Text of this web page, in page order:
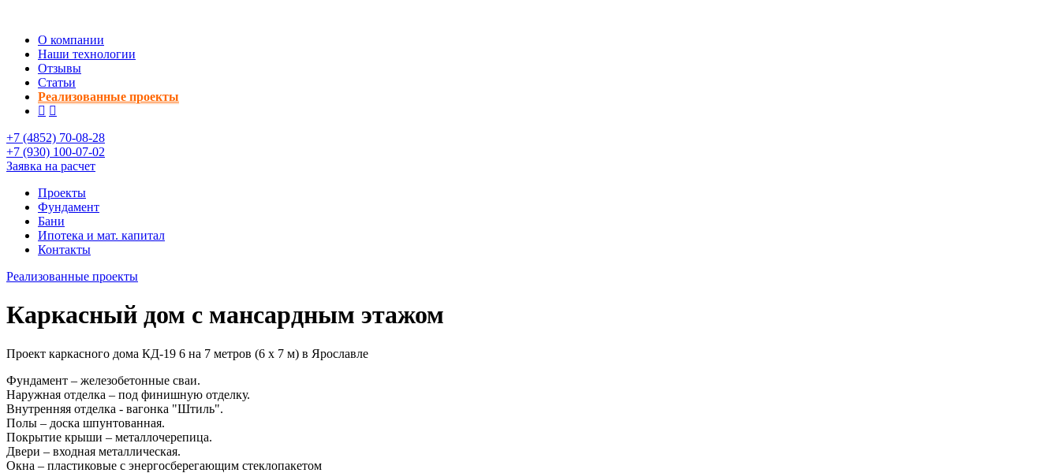
О компании
Наши технологии
Отзывы
Статьи
Реализованные проекты
+7 (4852) 70-08-28
+7 (930) 100-07-02
Заявка на расчет
Проекты
Фундамент
Бани
Ипотека и мат. капитал
Контакты
Реализованные проекты
Каркасный дом с мансардным этажом
Проект каркасного дома КД-19 6 на 7 метров (6 x 7 м) в Ярославле
Фундамент – железобетонные сваи.
Наружная отделка – под финишную отделку.
Внутренняя отделка - вагонка "Штиль".
Полы – доска шпунтованная.
Покрытие крыши – металлочерепица.
Двери – входная металлическая.
Окна – пластиковые с энергосберегающим стеклопакетом